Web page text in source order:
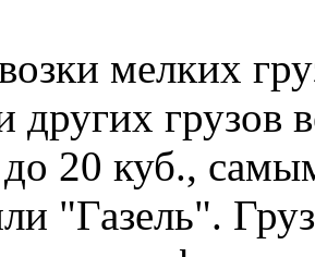
мелких
других
20 куб.,
"Газель".